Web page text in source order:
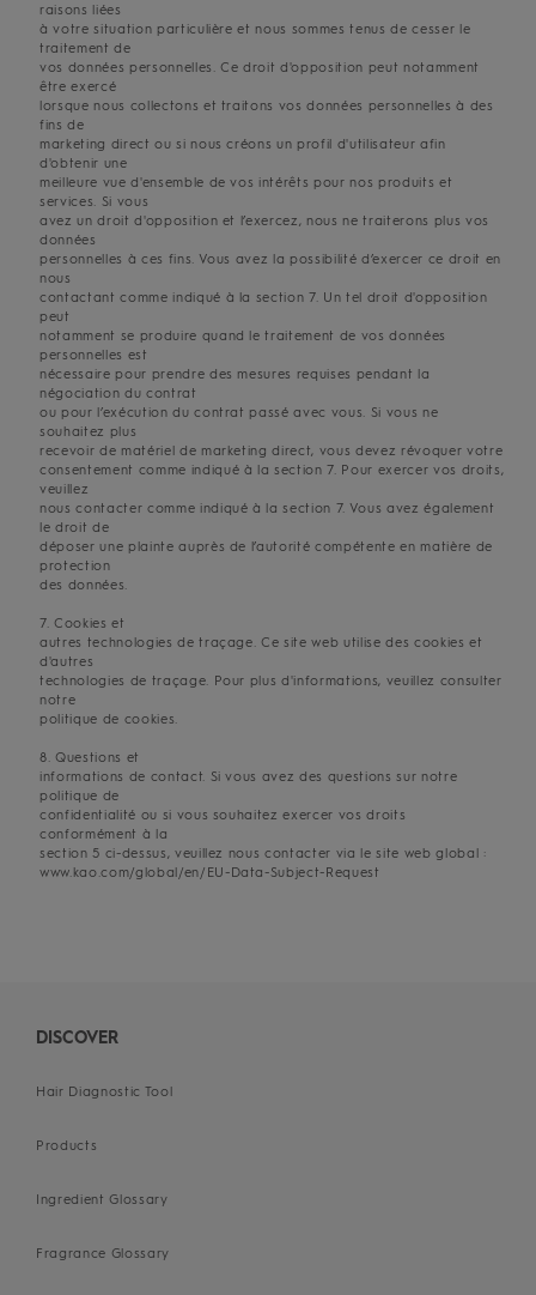
raisons liées
à votre situation particulière et nous sommes tenus de cesser le
traitement de
vos données personnelles. Ce droit d'opposition peut notamment
être exercé
lorsque nous collectons et traitons vos données personnelles à des
fins de
marketing direct ou si nous créons un profil d'utilisateur afin
d'obtenir une
meilleure vue d'ensemble de vos intérêts pour nos produits et
services. Si vous
avez un droit d'opposition et l’exercez, nous ne traiterons plus vos
données
personnelles à ces fins. Vous avez la possibilité d’exercer ce droit en
nous
contactant comme indiqué à la section 7. Un tel droit d'opposition
peut
notamment se produire quand le traitement de vos données
personnelles est
nécessaire pour prendre des mesures requises pendant la
négociation du contrat
ou pour l’exécution du contrat passé avec vous. Si vous ne
souhaitez plus
recevoir de matériel de marketing direct, vous devez révoquer votre
consentement comme indiqué à la section 7. Pour exercer vos droits,
veuillez
nous contacter comme indiqué à la section 7. Vous avez également
le droit de
déposer une plainte auprès de l’autorité compétente en matière de
protection
des données.
7. Cookies et
autres technologies de traçage. Ce site web utilise des cookies et
d'autres
technologies de traçage. Pour plus d'informations, veuillez consulter
notre
politique de cookies.
8. Questions et
informations de contact. Si vous avez des questions sur notre
politique de
confidentialité ou si vous souhaitez exercer vos droits
conformément à la
section 5 ci-dessus, veuillez nous contacter via le site web global :
www.kao.com/global/en/EU-Data-Subject-Request
DISCOVER
Hair Diagnostic Tool
Products
Ingredient Glossary
Fragrance Glossary